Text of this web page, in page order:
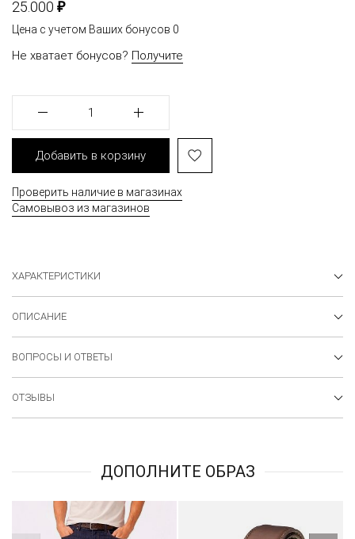
25.000 ₽
Цена с учетом Ваших бонусов 0
Не хватает бонусов? Получите
1
Добавить в корзину
Проверить наличие в магазинах
Самовывоз из магазинов
ХАРАКТЕРИСТИКИ
ОПИСАНИЕ
ВОПРОСЫ И ОТВЕТЫ
ОТЗЫВЫ
ДОПОЛНИТЕ ОБРАЗ